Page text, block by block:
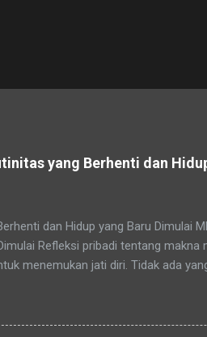
yang Berhenti dan
dan Hidup yang Baru Dimulai
Refleksi pribadi tentang makna
menemukan jati diri. Tidak ada
sederhana untuk Pemula
datang seiring pertambahan